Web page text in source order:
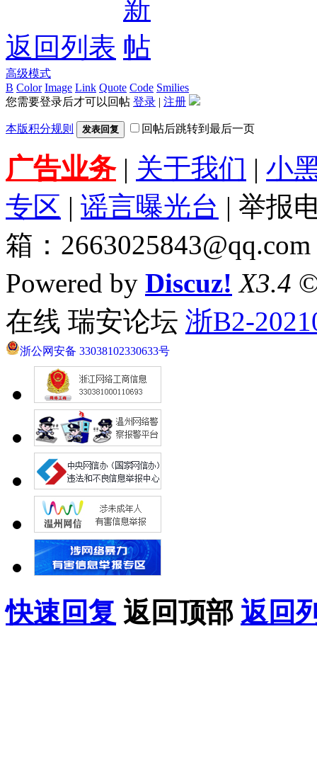
返回列表
高级模式
B Color Image Link Quote Code Smilies
您需要登录后才可以回帖 登录 | 注册
本版积分规则 发表回复 回帖后跳转到最后一页
广告业务| 关于我们 | 小
专区 | 谣言曝光台 | 举报
箱：2663025843@qq.com
Powered by Discuz! X3.4
在线 瑞安论坛 浙B2-
浙公网安备 33038102330633号
快速回复 返回顶部 返回